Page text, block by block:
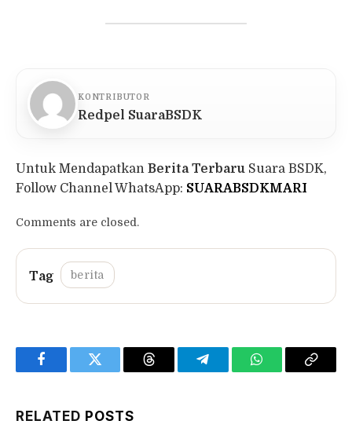
KONTRIBUTOR
Redpel SuaraBSDK
Untuk Mendapatkan Berita Terbaru Suara BSDK,
Follow Channel WhatsApp: SUARABSDKMARI
Comments are closed.
berita
FacebookTwitter Threads TelegramWhatsAppCopy
RELATED POSTS